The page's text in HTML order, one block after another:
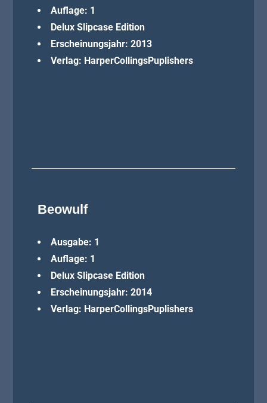
Auflage: 1
Delux Slipcase Edition
Erscheinungsjahr: 2013
Verlag: HarperCollingsPuplishers
Beowulf
Ausgabe: 1
Auflage: 1
Delux Slipcase Edition
Erscheinungsjahr: 2014
Verlag: HarperCollingsPuplishers